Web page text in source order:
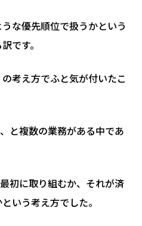
な優先順位で扱うかという
です。
考え方でふと気が付いたこ
と複数の業務がある中であ
初に取り組むか、それが済
いう考え方でした。